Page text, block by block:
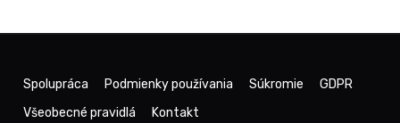
Spolupráca Podmienky používania Súkromie
GDPR
Všeobecné pravidlá
Kontakt